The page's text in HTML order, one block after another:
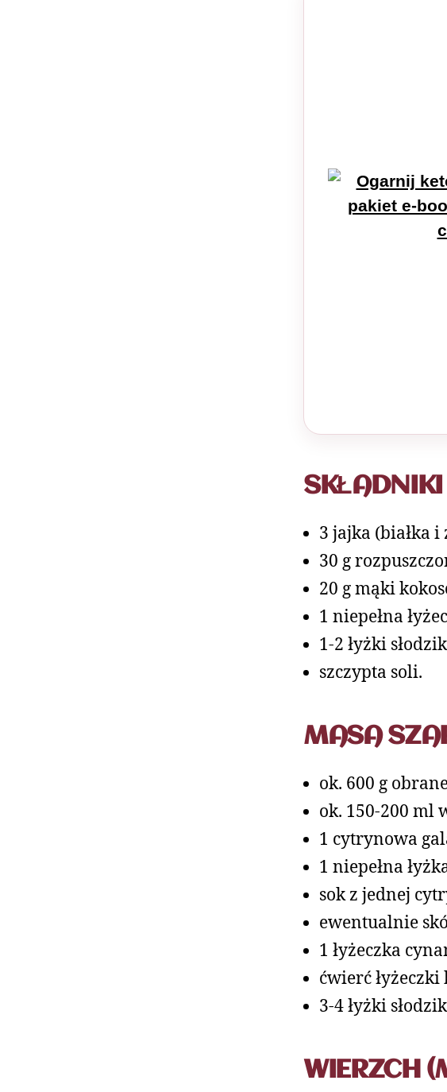
3 jajka (białka i
30 g
20 g mąki
1 niepełna
1-2 łyżki
szczypta soli.
MASA
ok. 600 g
ok. 150-200 ml
1 cytrynowa
1 niepełna
sok z jednej
ewentualnie
1 łyżeczka
ćwierć
3-4 łyżki
WIERZCH